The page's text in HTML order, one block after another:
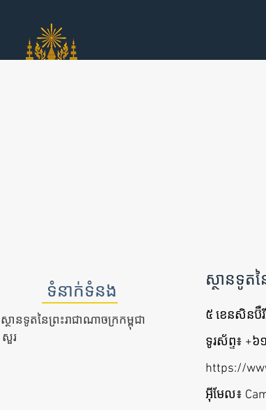
សួរ
ទំនាក់ទំនង
ស្ថានទូតនៃព្រះរាជាណាចក្រកម្ពុជា
ស្ថានទូតន
៥ ខេនសិនប៊ឺ
ទូរស័ព្ទ៖ +
https://
អ៊ីមែល៖